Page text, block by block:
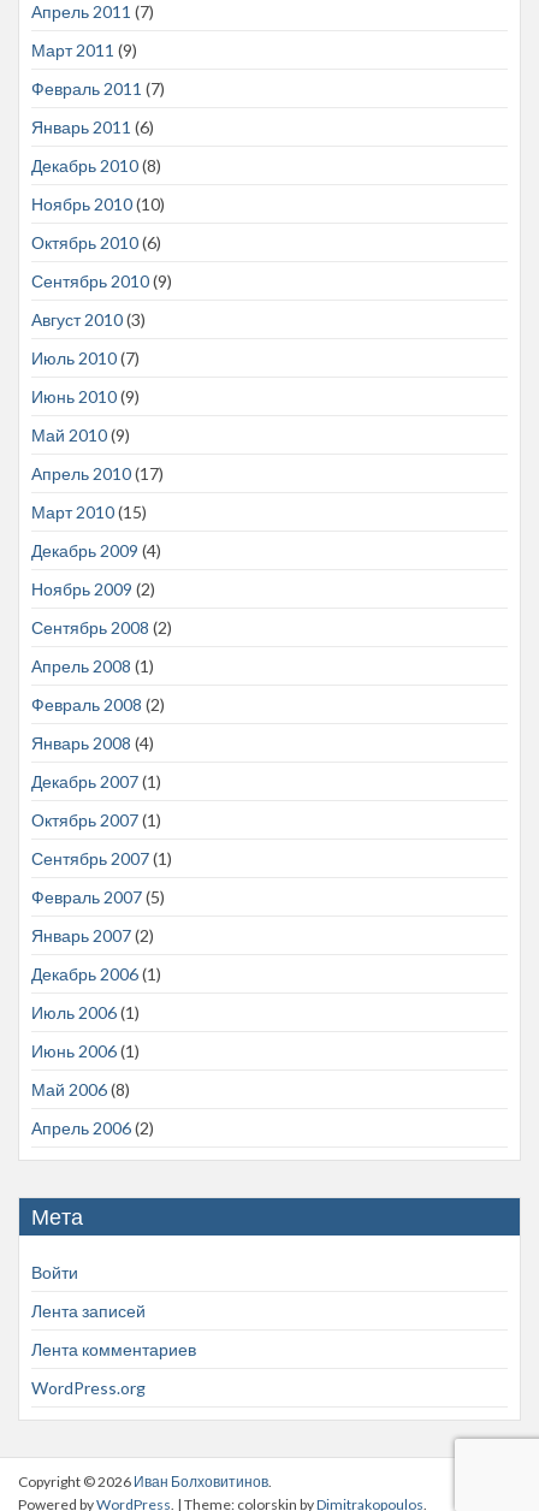
Апрель 2011 (7)
Март 2011 (9)
Февраль 2011 (7)
Январь 2011 (6)
Декабрь 2010(8)
Ноябрь 2010(10)
Октябрь 2010(6)
Сентябрь 2010(9)
Август 2010(3)
Июль 2010(7)
Июнь 2010(9)
Май 2010(9)
Апрель 2010(17)
Март 2010(15)
Декабрь 2009 (4)
Ноябрь 2009 (2)
Сентябрь 2008 (2)
Апрель 2008 (1)
Февраль 2008 (2)
Январь 2008 (4)
Декабрь 2007(1)
Октябрь 2007(1)
Сентябрь 2007(1)
Февраль 2007(5)
Январь 2007(2)
Декабрь 2006(1)
Июль 2006(1)
Июнь 2006(1)
Май 2006(8)
Апрель 2006(2)
Мета
Войти
Лента записей
Лента комментариев
WordPress.org
Copyright © 2026 Иван Болховитинов.
Powered byWordPress. | Theme: colorskin byDimitrakopoulos.